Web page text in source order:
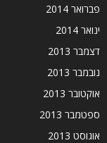
פברואר 2014
ינואר 2014
דצמבר 2013
נובמבר 2013
אוקטובר 2013
ספטמבר 2013
אוגוסט 2013